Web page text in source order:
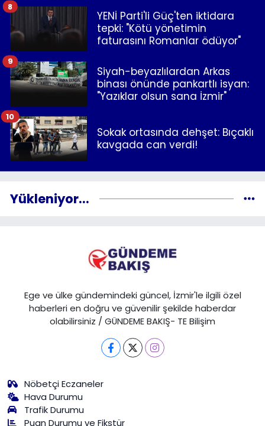
YENİ Parti'li Güç'ten iktidara
tepki: "Kötü yönetimin
faturasını Romanlar ödüyor"
8
Siyah-beyazlılardan Arkas
binası önünde pankartlı isyan:
"Yazıklar olsun sana İzmir"
9
Sokak ortasında dehşet: Bıçaklı
kavgada can verdi!
10
Yükleniyor...
Ege ve ülke gündemindeki güncel, İzmir'le ilgili özel
haberleri en doğru ve güvenilir şekilde haberdar
olabilirsiniz / GÜNDEME BAKIŞ- TE Bilişim
Nöbetçi Eczaneler
Hava Durumu
Trafik Durumu
Puan Durumu ve Fikstür